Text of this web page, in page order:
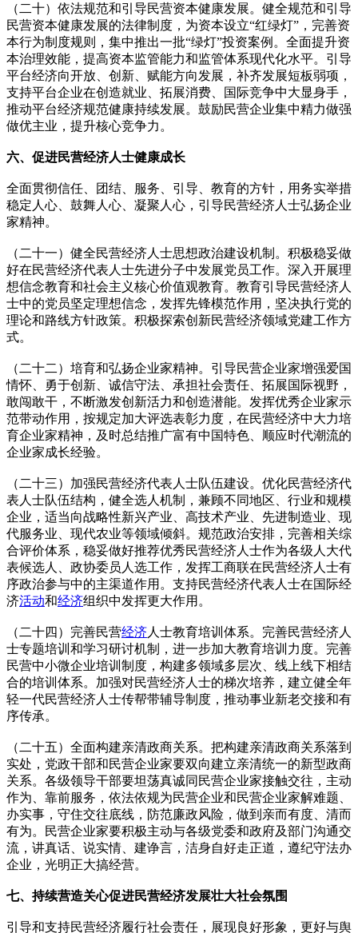
（二十）依法规范和引导民营资本健康发展。健全规范和引导
民营资本健康发展的法律制度，为资本设立“红绿灯”，完善资
本行为制度规则，集中推出一批“绿灯”投资案例。全面提升资
本治理效能，提高资本监管能力和监管体系现代化水平。引导
平台经济向开放、创新、赋能方向发展，补齐发展短板弱项，
支持平台企业在创造就业、拓展消费、国际竞争中大显身手，
推动平台经济规范健康持续发展。鼓励民营企业集中精力做强
做优主业，提升核心竞争力。
六、促进民营经济人士健康成长
全面贯彻信任、团结、服务、引导、教育的方针，用务实举措
稳定人心、鼓舞人心、凝聚人心，引导民营经济人士弘扬企业
家精神。
（二十一）健全民营经济人士思想政治建设机制。积极稳妥做
好在民营经济代表人士先进分子中发展党员工作。深入开展理
想信念教育和社会主义核心价值观教育。教育引导民营经济人
士中的党员坚定理想信念，发挥先锋模范作用，坚决执行党的
理论和路线方针政策。积极探索创新民营经济领域党建工作方
式。
（二十二）培育和弘扬企业家精神。引导民营企业家增强爱国
情怀、勇于创新、诚信守法、承担社会责任、拓展国际视野，
敢闯敢干，不断激发创新活力和创造潜能。发挥优秀企业家示
范带动作用，按规定加大评选表彰力度，在民营经济中大力培
育企业家精神，及时总结推广富有中国特色、顺应时代潮流的
企业家成长经验。
（二十三）加强民营经济代表人士队伍建设。优化民营经济代
表人士队伍结构，健全选人机制，兼顾不同地区、行业和规模
企业，适当向战略性新兴产业、高技术产业、先进制造业、现
代服务业、现代农业等领域倾斜。规范政治安排，完善相关综
合评价体系，稳妥做好推荐优秀民营经济人士作为各级人大代
表候选人、政协委员人选工作，发挥工商联在民营经济人士有
序政治参与中的主渠道作用。支持民营经济代表人士在国际经
济活动和经济组织中发挥更大作用。
（二十四）完善民营经济人士教育培训体系。完善民营经济人
士专题培训和学习研讨机制，进一步加大教育培训力度。完善
民营中小微企业培训制度，构建多领域多层次、线上线下相结
合的培训体系。加强对民营经济人士的梯次培养，建立健全年
轻一代民营经济人士传帮带辅导制度，推动事业新老交接和有
序传承。
（二十五）全面构建亲清政商关系。把构建亲清政商关系落到
实处，党政干部和民营企业家要双向建立亲清统一的新型政商
关系。各级领导干部要坦荡真诚同民营企业家接触交往，主动
作为、靠前服务，依法依规为民营企业和民营企业家解难题、
办实事，守住交往底线，防范廉政风险，做到亲而有度、清而
有为。民营企业家要积极主动与各级党委和政府及部门沟通交
流，讲真话、说实情、建诤言，洁身自好走正道，遵纪守法办
企业，光明正大搞经营。
七、持续营造关心促进民营经济发展壮大社会氛围
引导和支持民营经济履行社会责任，展现良好形象，更好与舆